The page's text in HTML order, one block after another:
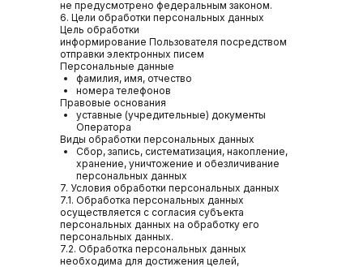
не предусмотрено федеральным законом.
6. Цели обработки персональных данных
Цель обработки
информирование Пользователя посредством
отправки электронных писем
Персональные данные
фамилия, имя, отчество
номера телефонов
Правовые основания
уставные (учредительные) документы
Оператора
Виды обработки персональных данных
Сбор, запись, систематизация, накопление,
хранение, уничтожение и обезличивание
персональных данных
7. Условия обработки персональных данных
7.1. Обработка персональных данных
осуществляется с согласия субъекта
персональных данных на обработку его
персональных данных.
7.2. Обработка персональных данных
необходима для достижения целей,